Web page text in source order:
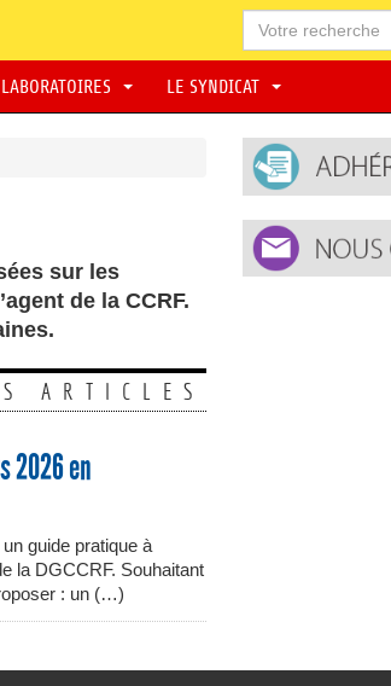
LABORATOIRES LE SYNDICAT
sur les
de la CCRF.
ARTICLES
2026 en
guide pratique à
la DGCCRF. Souhaitant
: un (…)